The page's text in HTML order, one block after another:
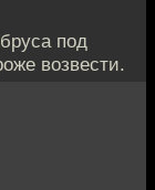
под
возвести.